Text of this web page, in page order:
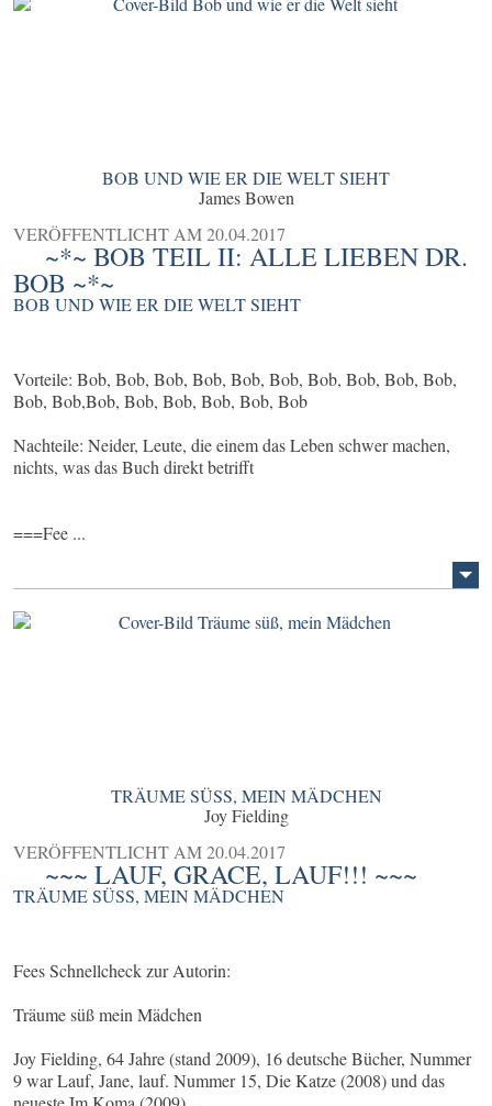
BOB UND WIE ER DIE WELT SIEHT
James Bowen
VERÖFFENTLICHT AM20.04.2017
~*~ BOB TEIL II: ALLE LIEBEN DR.
BOB ~*~
BOB UND WIE ER DIE WELT SIEHT
Vorteile: Bob, Bob, Bob, Bob, Bob, Bob, Bob, Bob, Bob, Bob,
Bob, Bob,Bob, Bob, Bob, Bob, Bob, Bob
Nachteile: Neider, Leute, die einem das Leben schwer machen,
nichts, was das Buch direkt betrifft
===Fee ...
TRÄUME SÜSS, MEIN MÄDCHEN
Joy Fielding
VERÖFFENTLICHT AM20.04.2017
~~~ LAUF, GRACE, LAUF!!! ~~~
TRÄUME SÜSS, MEIN MÄDCHEN
Fees Schnellcheck zur Autorin:
Träume süß mein Mädchen
Joy Fielding, 64 Jahre (stand 2009), 16 deutsche Bücher, Nummer
9 war Lauf, Jane, lauf. Nummer 15, Die Katze (2008) und das